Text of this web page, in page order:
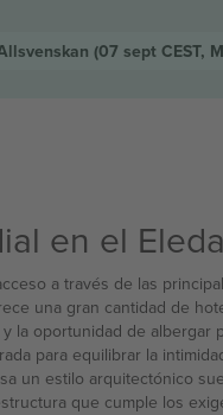
(07 sept CEST,
en el
a través de las
una gran cantidad de
la oportunidad de
para equilibrar la
un estilo arquitectónico
que cumple los